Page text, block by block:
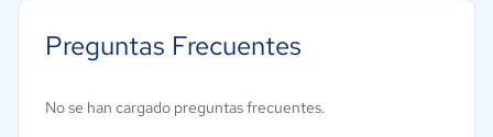
Gestión de ideas
Preguntas Frecuentes
No se han cargado preguntas frecuentes.